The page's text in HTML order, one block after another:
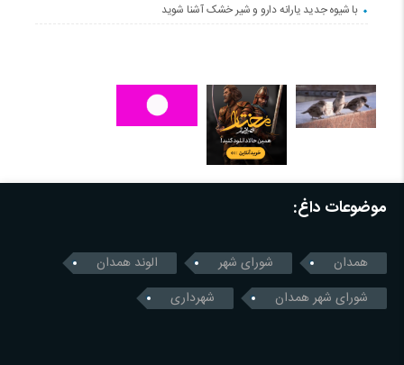
با شیوه جدید یارانه دارو و شیر خشک آشنا شوید
موضوعات داغ:
همدان شورای شهر
الوند همدان
شورای شهر همدان
شهرداری